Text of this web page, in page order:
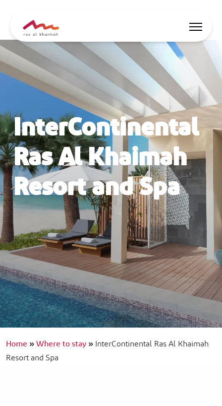
Nabídky
Nechte se inspirovat
Co dělat
Naplánujte si výlet
🇨🇿 CS Události
InterContinental
Ras Al Khaimah
Resort and Spa
Home»Where to stay»InterContinental Ras Al Khaimah
Resort and Spa